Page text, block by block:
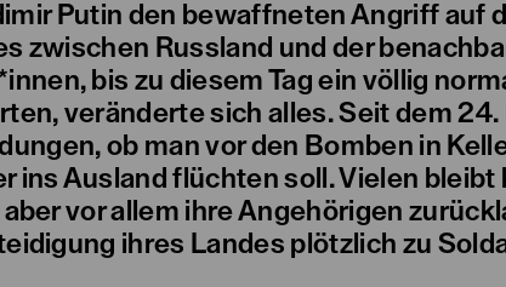
Putin den bewaffneten Angriff auf
zwischen Russland und der
bis zu diesem Tag ein völlig
veränderte sich alles. Seit dem
ob man vor den Bomben in
ins Ausland flüchten soll. Vielen bleibt
vor allem ihre Angehörigen
ihres Landes plötzlich zu